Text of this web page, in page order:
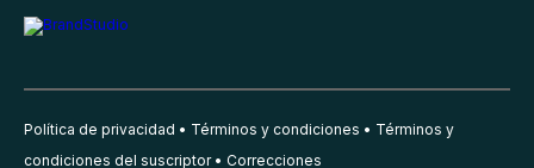
Política de privacidad Términos y condiciones
Términos y
condiciones del suscriptor
Correcciones